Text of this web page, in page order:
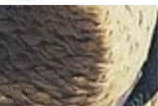
All Posts
Fotografia
Vídeo
Novidades
Ancine
Streaming
Dados